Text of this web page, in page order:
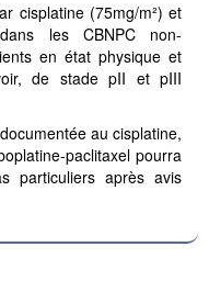
cisplatine (75mg/m²) et
les CBNPC non-
en état physique et
de stade pII et pIII
au cisplatine,
paclitaxel pourra
particuliers après avis